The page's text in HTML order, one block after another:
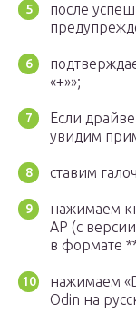
после
«+»»;
Если
увидим
ставим
нажимаем
AP (с
в формате
нажимаем
Odin на